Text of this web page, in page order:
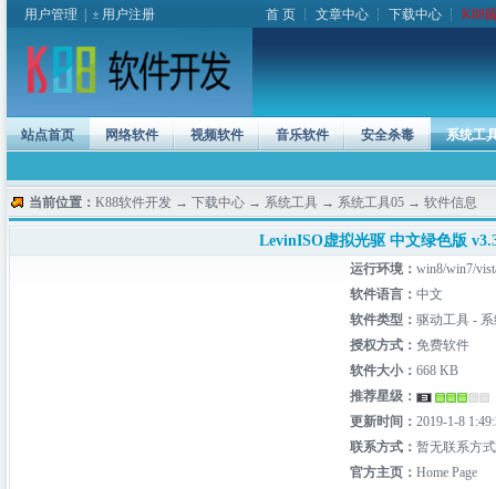
用户管理 用户注册 首 页 ┆ 文章中心 ┆ 下载中心 ┆ K88
站点首页 网络软件 视频软件 音乐软件 安全杀毒 系统工
当前位置： K88软件开发 → 下载中心 → 系统工具 → 系统工具05 → 软件信息
LevinISO虚拟光驱 中文绿色版
运行环境： win8/win7/
软件语言： 中文
软件类型： 驱动工具 -
授权方式： 免费软件
软件大小： 668 KB
推荐星级：
更新时间： 2019-1-8
联系方式： 暂无联系方式
官方主页： Home Page